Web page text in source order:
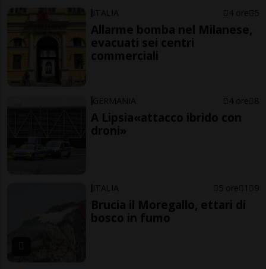
ITALIA 4 ore 5
Allarme bomba nel Milanese,
evacuati sei centri
commerciali
GERMANIA 4 ore 8
A Lipsia«attacco ibrido con
droni»
ITALIA 5 ore 1 9
Brucia il Moregallo, ettari di
bosco in fumo